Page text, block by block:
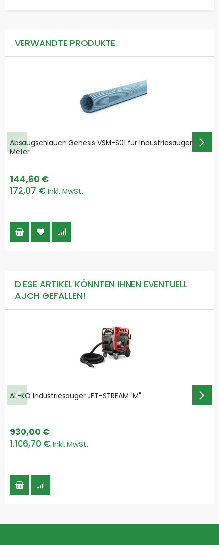
VERWANDTE PRODUKTE
Absaugschlauch Genesis VSM-S01 für Industriesauger - 30
Meter
172,07 €
144,60 €
DIESE ARTIKEL KÖNNTEN IHNEN EVENTUELL
AUCH GEFALLEN!
AL-KO Industriesauger JET-STREAM "M"
1.106,70 €
930,00 €